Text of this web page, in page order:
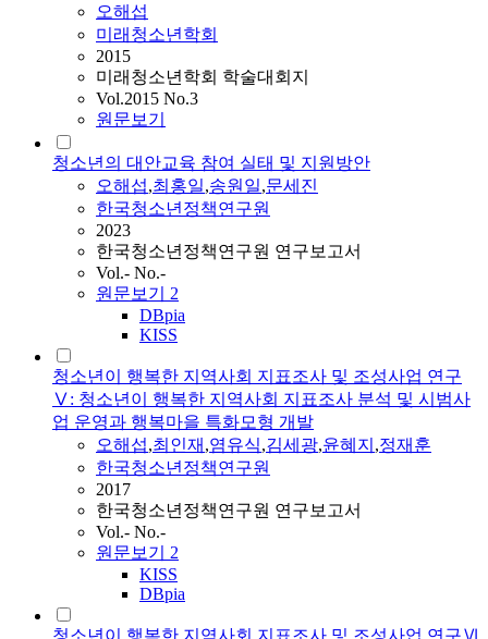
오해섭
미래청소년학회
2015
미래청소년학회 학술대회지
Vol.2015 No.3
원문보기
청소년의 대안교육 참여 실태 및 지원방안
오해섭,최홍일,송원일,문세진
한국청소년정책연구원
2023
한국청소년정책연구원 연구보고서
Vol.- No.-
원문보기 2
DBpia
KISS
청소년이 행복한 지역사회 지표조사 및 조성사업 연구
Ⅴ: 청소년이 행복한 지역사회 지표조사 분석 및 시범사
업 운영과 행복마을 특화모형 개발
오해섭,최인재 ,염유식,김세광,윤혜지 ,정재훈
한국청소년정책연구원
2017
한국청소년정책연구원 연구보고서
Vol.- No.-
원문보기 2
KISS
DBpia